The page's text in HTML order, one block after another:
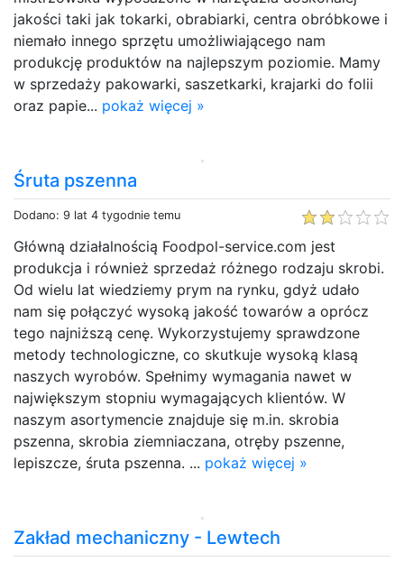
jakości taki jak tokarki, obrabiarki, centra obróbkowe i
niemało innego sprzętu umożliwiającego nam
produkcję produktów na najlepszym poziomie. Mamy
w sprzedaży pakowarki, saszetkarki, krajarki do folii
oraz papie... pokaż więcej »
Śruta pszenna
Dodano: 9 lat 4 tygodnie temu
Główną działalnością Foodpol-service.com jest
produkcja i również sprzedaż różnego rodzaju skrobi.
Od wielu lat wiedziemy prym na rynku, gdyż udało
nam się połączyć wysoką jakość towarów a oprócz
tego najniższą cenę. Wykorzystujemy sprawdzone
metody technologiczne, co skutkuje wysoką klasą
naszych wyrobów. Spełnimy wymagania nawet w
największym stopniu wymagających klientów. W
naszym asortymencie znajduje się m.in. skrobia
pszenna, skrobia ziemniaczana, otręby pszenne,
lepiszcze, śruta pszenna. ... pokaż więcej »
Zakład mechaniczny - Lewtech